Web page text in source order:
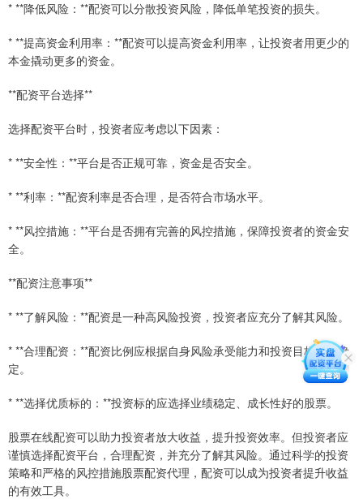
* **降低风险：**配资可以分散投资风险，降低单笔投资的损失。
* **提高资金利用率：**配资可以提高资金利用率，让投资者用更少的
本金撬动更多的资金。
**配资平台选择**
选择配资平台时，投资者应考虑以下因素：
* **安全性：**平台是否正规可靠，资金是否安全。
* **利率：**配资利率是否合理，是否符合市场水平。
* **风控措施：**平台是否拥有完善的风控措施，保障投资者的资金安
全。
**配资注意事项**
* **了解风险：**配资是一种高风险投资，投资者应充分了解其风险。
* **合理配资：**配资比例应根据自身风险承受能力和投资目标合理确
定。
* **选择优质标的：**投资标的应选择业绩稳定、成长性好的股票。
股票在线配资可以助力投资者放大收益，提升投资效率。但投资者应
谨慎选择配资平台，合理配资，并充分了解其风险。通过科学的投资
策略和严格的风控措施股票配资代理，配资可以成为投资者提升收益
的有效工具。